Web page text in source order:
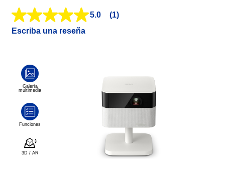
5.0
Lea
(1)
Escriba una reseña